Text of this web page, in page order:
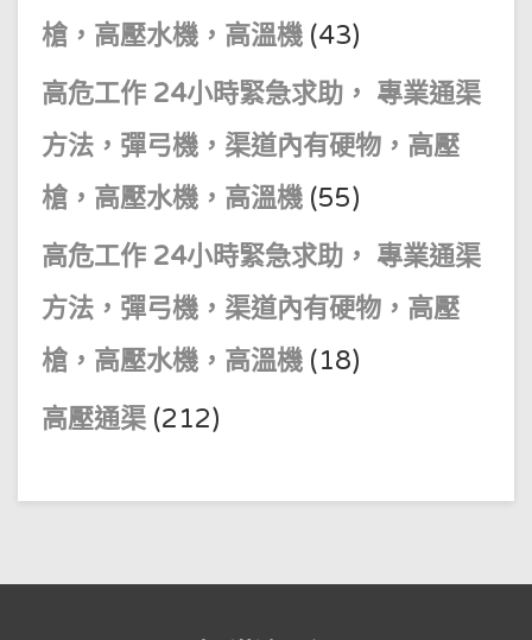
槍，高壓水機，高溫機 (43)
高危工作 24小時緊急求助， 專業通渠
方法，彈弓機，渠道內有硬物，高壓
槍，高壓水機，高溫機 (55)
高危工作 24小時緊急求助， 專業通渠
方法，彈弓機，渠道內有硬物，高壓
槍，高壓水機，高溫機 (18)
高壓通渠 (212)